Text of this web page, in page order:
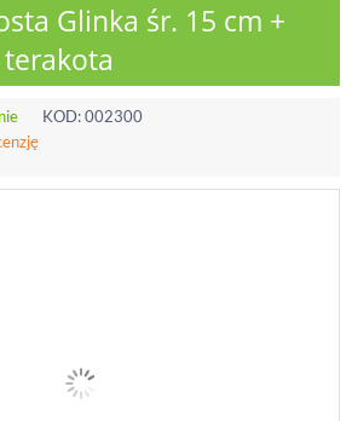
Glinka śr. 15 cm +
KOD:002300